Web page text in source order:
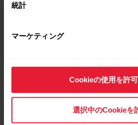
統計
マーケティング
Cookieの使用を許
選択中のCookieを
facebook.com
guest_id
twitter.com